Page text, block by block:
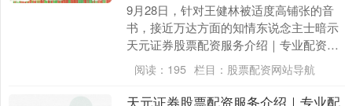
9月28日，针对王健林被适度高铺张的音
书，接近万达方面的知情东说念主士暗示
天元证券股票配资服务介绍｜专业配资助
力交易布局升级，这次是由于万达下属步
地公司经济纠纷....
阅读： 195 栏目： 股票配资网站导航
天元证券股票配资服务介绍｜专业配